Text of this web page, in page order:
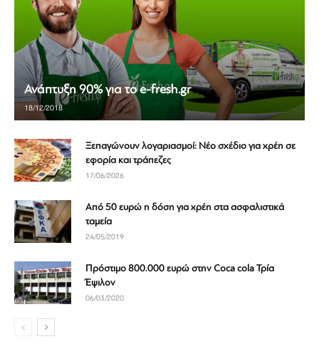
Ανάπτυξη 90% για το e-fresh.gr
18/12/2018
Ξεπαγώνουν λογαριασμοί: Νέο σχέδιο για χρέη σε
εφορία και τράπεζες
17/06/2026
Από 50 ευρώ η δόση για χρέη στα ασφαλιστικά
ταμεία
24/05/2019
Πρόστιμο 800.000 ευρώ στην Coca cola Τρία
Έψιλον
06/03/2020